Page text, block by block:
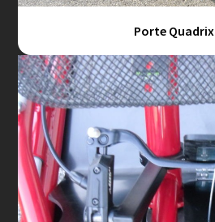
Porte Quadrix